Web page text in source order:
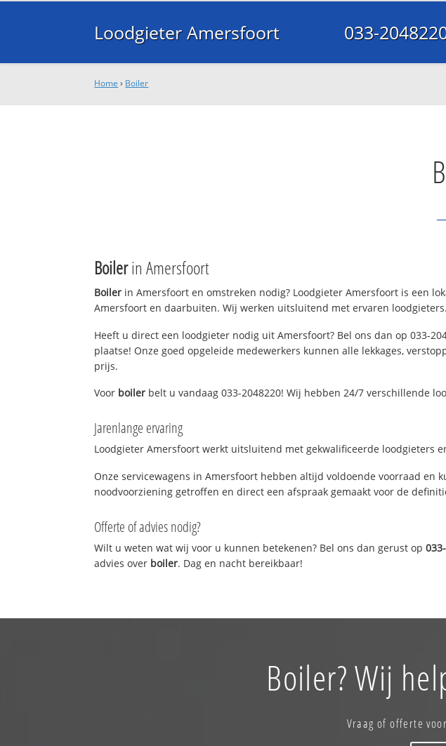
Loodgieter Amersfoort 033-
Home › Boiler
Boilerin Amersfoort
Boiler in Amersfoort en omstreken nodig? Loodgieter Amersfoort is een
Amersfoort en daarbuiten. Wij werken uitsluitend met ervaren loodgieters.
Heeft u direct een loodgieter nodig uit Amersfoort? Bel ons dan op 033-
plaatse! Onze goed opgeleide medewerkers kunnen alle lekkages,
prijs.
Voor boiler belt u vandaag 033-2048220! Wij hebben 24/7 verschillende
Jarenlange ervaring
Loodgieter Amersfoort werkt uitsluitend met gekwalificeerde loodgieters
Onze servicewagens in Amersfoort hebben altijd voldoende voorraad
noodvoorziening getroffen en direct een afspraak gemaakt voor de
Offerte of advies nodig?
Wilt u weten wat wij voor u kunnen betekenen? Bel ons dan gerust op
advies over boiler. Dag en nacht bereikbaar!
Boiler? Wij
Vraag of offerte